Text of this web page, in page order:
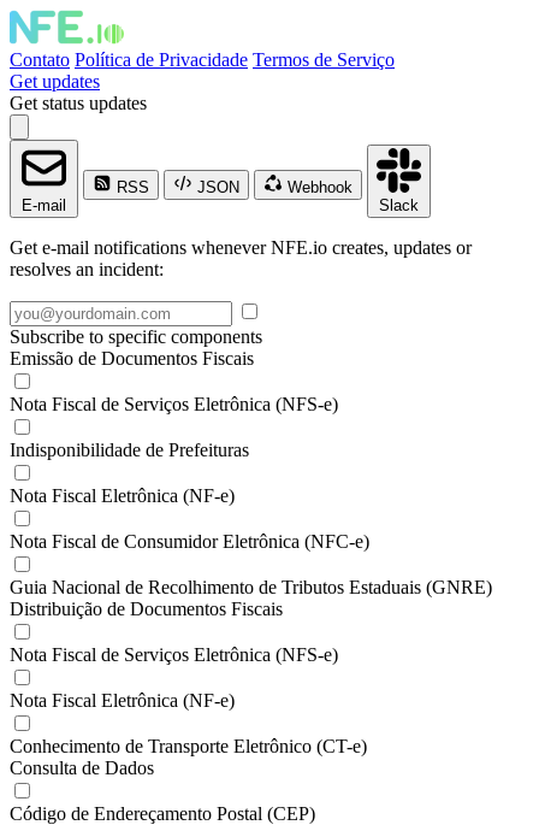
Contato Política de Privacidade Termos de Serviço
Get updates
Get status updates
E-mail
RSS JSON
Webhook
Slack
Get e-mail notifications whenever NFE.io creates, updates or
resolves an incident:
Subscribe to specific components
Emissão de Documentos Fiscais
Nota Fiscal de Serviços Eletrônica (NFS-e)
Indisponibilidade de Prefeituras
Nota Fiscal Eletrônica (NF-e)
Nota Fiscal de Consumidor Eletrônica (NFC-e)
Guia Nacional de Recolhimento de Tributos Estaduais (GNRE)
Distribuição de Documentos Fiscais
Nota Fiscal de Serviços Eletrônica (NFS-e)
Nota Fiscal Eletrônica (NF-e)
Conhecimento de Transporte Eletrônico (CT-e)
Consulta de Dados
Código de Endereçamento Postal (CEP)